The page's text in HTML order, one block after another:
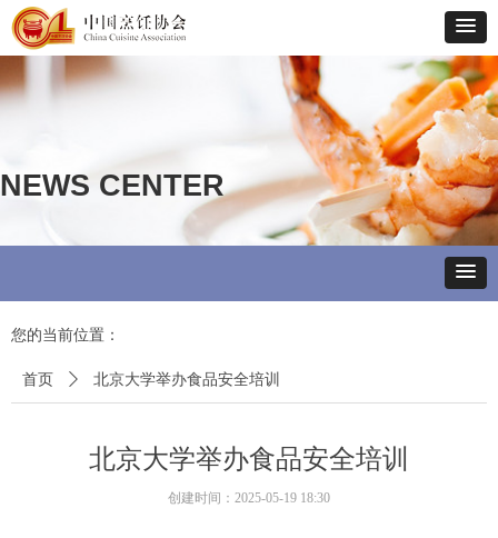
NEWS CENTER
北京大学举办食品安全培训
创建时间： 2025-05-19 18:30
您的当前位置：
首页 ꄲ 北京大学举办食品安全培训